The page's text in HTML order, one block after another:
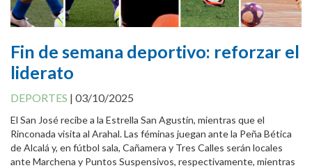
Fin de semana deportivo: reforzar el
liderato
DEPORTES | 03/10/2025
El San José recibe a la Estrella San Agustín, mientras que el
Rinconada visita al Arahal. Las féminas juegan ante la Peña Bética
de Alcalá y, en fútbol sala, Cañamera y Tres Calles serán locales
ante Marchena y Puntos Suspensivos, respectivamente, mientras